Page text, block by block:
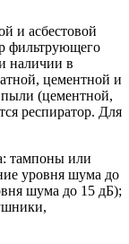
и асбестовой
фильтрующего
наличии в
цементной и
(цементной,
респиратор. Для
тампоны или
уровня шума до
шума до 15 дБ);